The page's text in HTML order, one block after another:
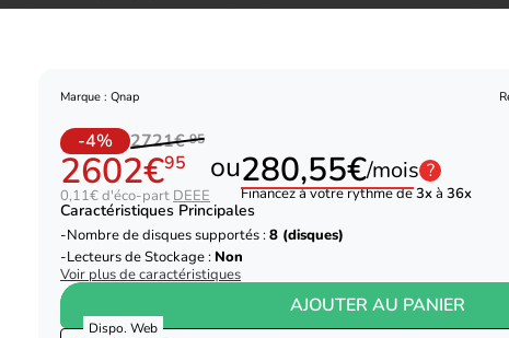
Marque : Qnap
-4% 2721€ 95
2602€95
0,11€ d'éco-part DEEE
ou280,55€/mois ?
Financez à votre rythme de3xà 36x
Caractéristiques Principales
Nombre de disques supportés :8 (disques)
Lecteurs de Stockage : Non
Voir plus de caractéristiques
AJOUTER AU PANIER
Dispo. Web